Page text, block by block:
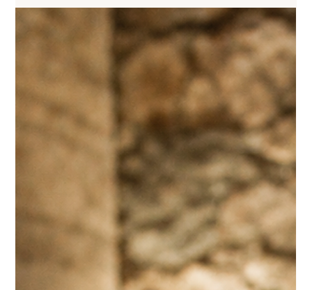
Dormir entre maquis et rivages
du Cap Corse
Il y a des adresses que l'on ne trouve pas par hasard. U Viaghju en fait partie
: un écodomaine et une distillerie artisanale nichés sur le balcon des villages
de Balagne, avec une vue imprenable sur la vallée du Reginu et, au loin, les
rivages du Cap Corse. la terrasse panoramique de l'écodomaine u viaghju
surplombe la vallée du Reginu jusqu'aux rivages du cap corse À seulement
25 minutes de l'aéroport de Calvi ou de l'Île-Rousse, on quitte le tarmac